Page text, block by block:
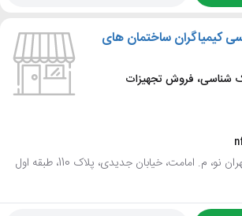
کیمیاگران ساختمان های
شناسی، فروش تجهیزات
تهران، منطقه 13، تهران نو، م. امامت، خیابان جدیدی، پلاک 110، طبقه اول